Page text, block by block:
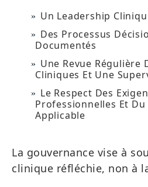
Un Leadership
Des Processus
Documentés
Une Revue Régulière
Cliniques Et Une
Le Respect Des
Professionnelles Et Du
Applicable
La gouvernance vise à
clinique réfléchie, non à